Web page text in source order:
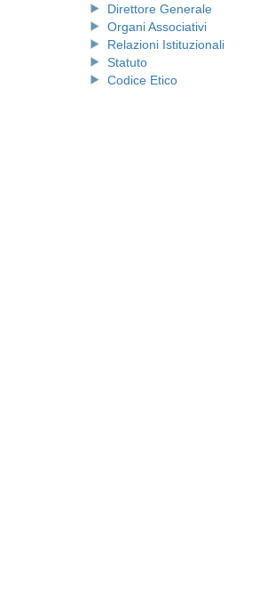
Direttore Generale
Organi Associativi
Relazioni Istituzionali
Statuto
Codice Etico